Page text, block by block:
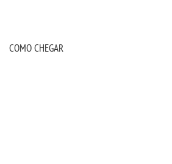
COMO CHEGAR